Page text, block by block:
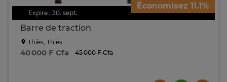
Expire : 30. sept.
Économisez 11.1%
Barre de traction
Thiès, Thiès
40 000 F Cfa 45 000 F Cfa